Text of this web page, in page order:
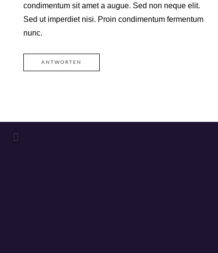
condimentum sit amet a augue. Sed non neque elit.
Sed ut imperdiet nisi. Proin condimentum fermentum
nunc.
ANTWORTEN